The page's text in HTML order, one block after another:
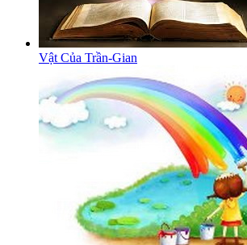
Vật Của Trần-Gian